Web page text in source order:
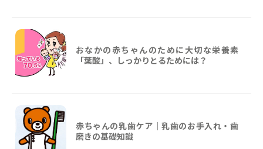
おなかの赤ちゃんのために大切な栄養素
「葉酸」、しっかりとるためには？
赤ちゃんの乳歯ケア｜乳歯のお手入れ・歯
磨きの基礎知識